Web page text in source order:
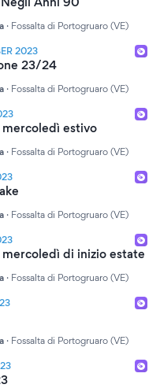
· Fossalta di Portogruaro (VE)
2023
23/24
· Fossalta di Portogruaro (VE)
mercoledì estivo
· Fossalta di Portogruaro (VE)
· Fossalta di Portogruaro (VE)
mercoledì di inizio estate
· Fossalta di Portogruaro (VE)
· Fossalta di Portogruaro (VE)